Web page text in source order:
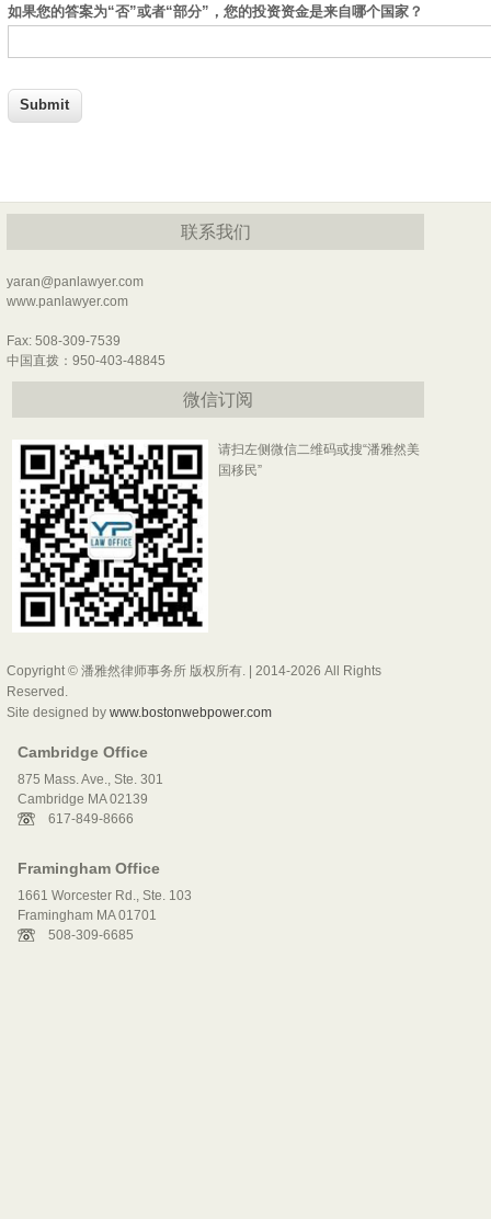
如果您的答案为“否”或者“部分”，您的投资资金是来自哪个国家？
联系我们
yaran@panlawyer.com
www.panlawyer.com
Fax: 508-309-7539
中国直拨：950-403-48845
微信订阅
请扫左侧微信二维码或搜“潘雅然美
国移民”
Copyright © 潘雅然律师事务所 版权所有. | 2014-2026 All Rights
Reserved.
Site designed by www.bostonwebpower.com
Cambridge Office
875 Mass. Ave., Ste. 301
Cambridge MA 02139
617-849-8666
Framingham Office
1661 Worcester Rd., Ste. 103
Framingham MA 01701
508-309-6685